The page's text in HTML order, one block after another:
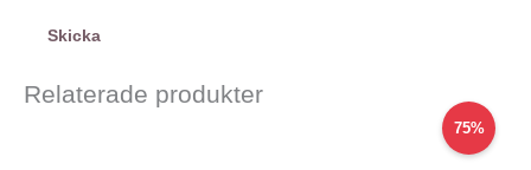
Relaterade produkter
75%